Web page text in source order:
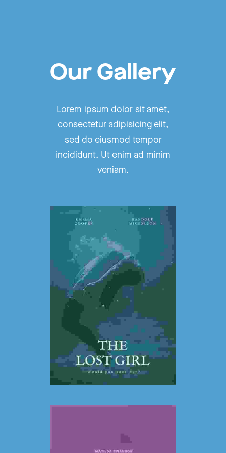
Our Gallery
Lorem ipsum dolor sit amet,
consectetur adipisicing elit,
sed do eiusmod tempor
incididunt. Ut enim ad minim
veniam.